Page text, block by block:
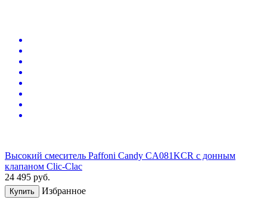
Высокий смеситель Paffoni Candy CA081KCR с донным
клапаном Clic-Clac
24 495 руб.
Купить Избранное